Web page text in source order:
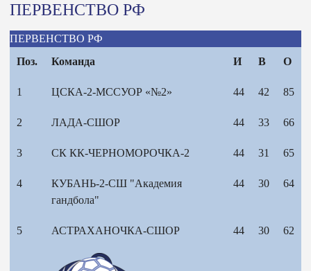
ПЕРВЕНСТВО РФ
ПЕРВЕНСТВО РФ
Поз.
Команда И В О
1 ЦСКА-2-МССУОР «№2» 44 42 85
2 ЛАДА-СШОР 44 33 66
3 СК КК-ЧЕРНОМОРОЧКА-2 44 31 65
4
КУБАНЬ-2-СШ "Академия
гандбола"
44 30 64
5 АСТРАХАНОЧКА-СШОР 44 30 62